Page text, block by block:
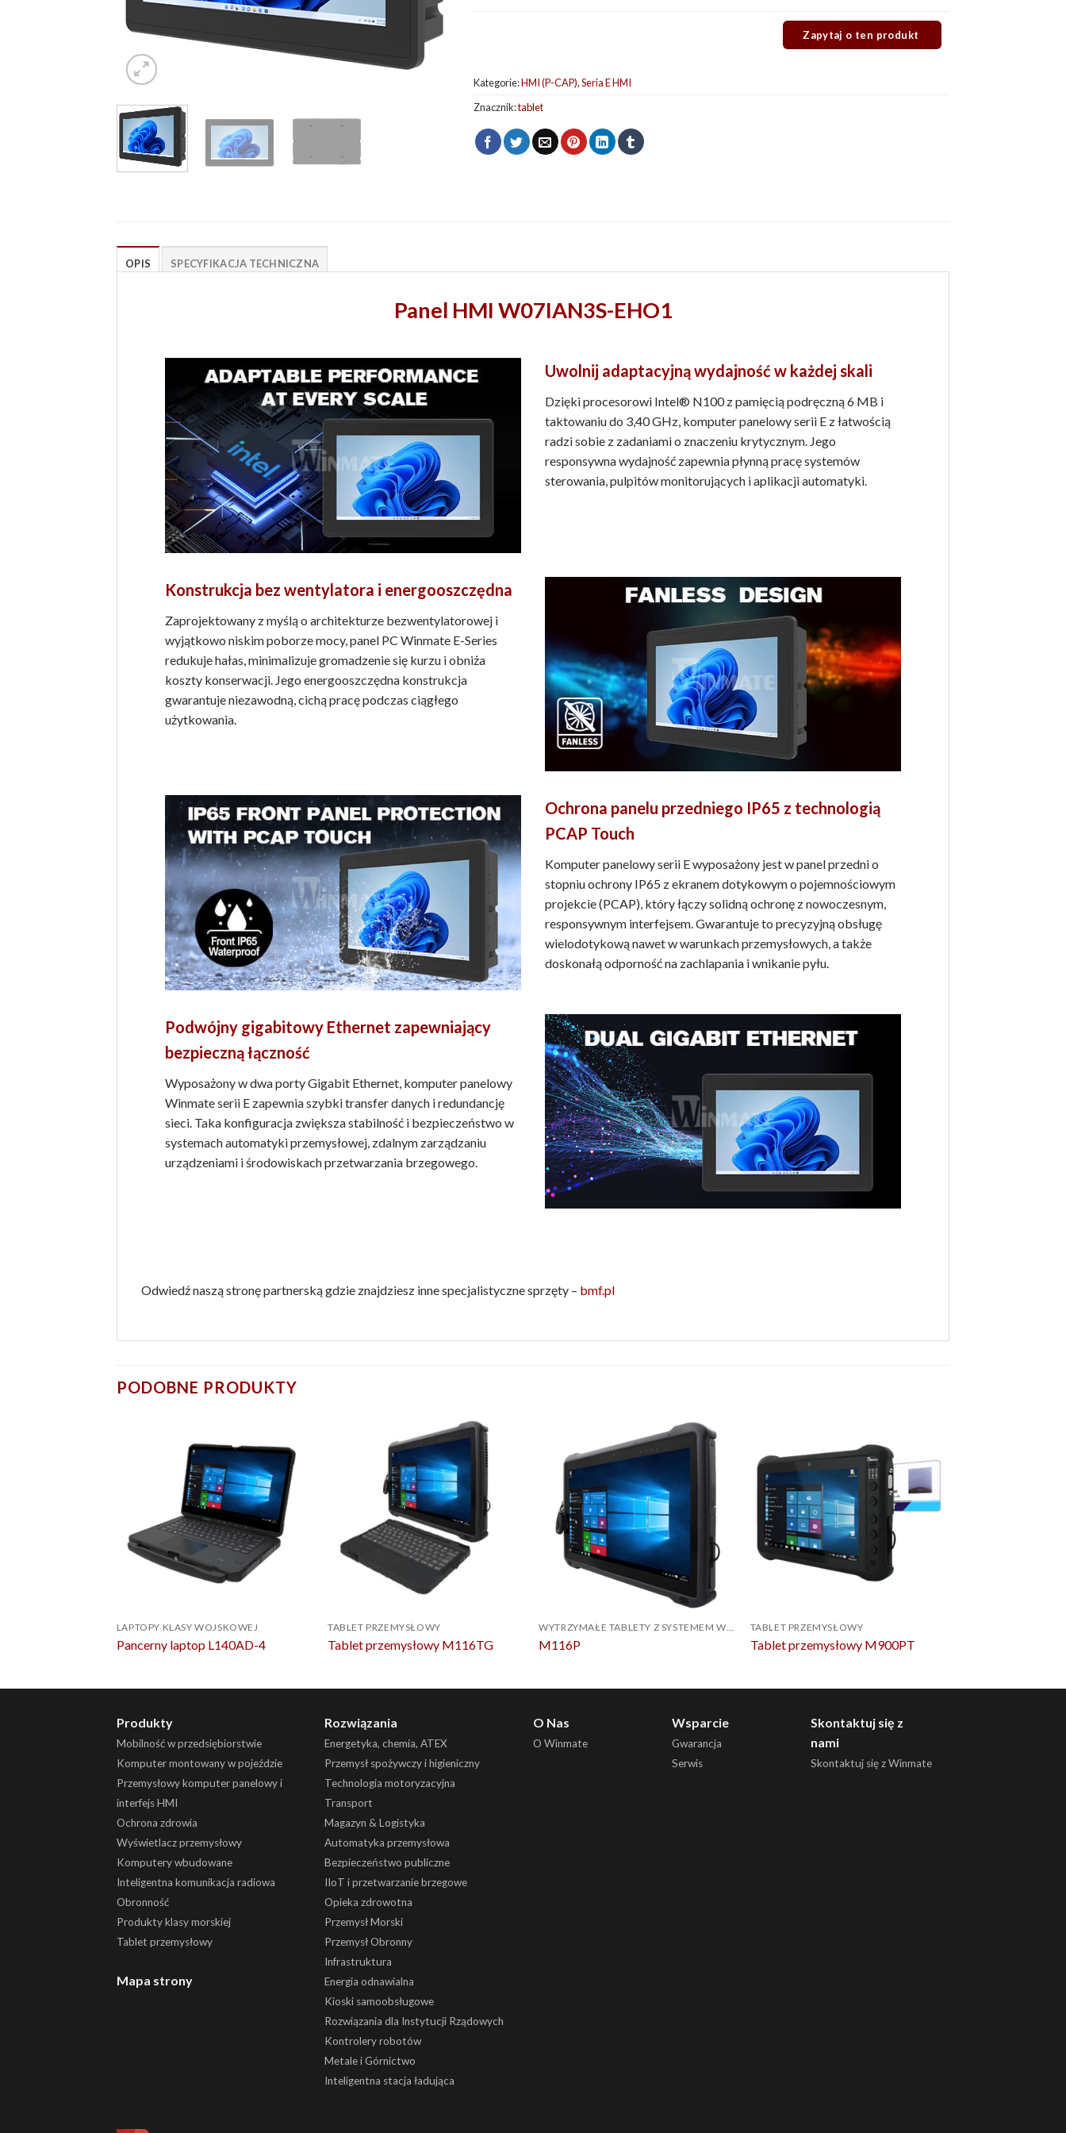
Kategorie:HMI (P-CAP),Seria E HMI
Znacznik:tablet
OPIS SPECYFIKACJA TECHNICZNA
Panel HMI W07IAN3S-EHO1
Uwolnij adaptacyjną wydajność w każdej skali
Dzięki procesorowi Intel® N100 z pamięcią podręczną 6 MB i
taktowaniu do 3,40 GHz, komputer panelowy serii E z łatwością
radzi sobie z zadaniami o znaczeniu krytycznym. Jego
responsywna wydajność zapewnia płynną pracę systemów
sterowania, pulpitów monitorujących i aplikacji automatyki.
Konstrukcja bez wentylatora i energooszczędna
Zaprojektowany z myślą o architekturze bezwentylatorowej i
wyjątkowo niskim poborze mocy, panel PC Winmate E-Series
redukuje hałas, minimalizuje gromadzenie się kurzu i obniża
koszty konserwacji. Jego energooszczędna konstrukcja
gwarantuje niezawodną, ​​cichą pracę podczas ciągłego
użytkowania.
Ochrona panelu przedniego IP65 z technologią
PCAP Touch
Komputer panelowy serii E wyposażony jest w panel przedni o
stopniu ochrony IP65 z ekranem dotykowym o pojemnościowym
projekcie (PCAP), który łączy solidną ochronę z nowoczesnym,
responsywnym interfejsem. Gwarantuje to precyzyjną obsługę
wielodotykową nawet w warunkach przemysłowych, a także
doskonałą odporność na zachlapania i wnikanie pyłu.
Podwójny gigabitowy Ethernet zapewniający
bezpieczną łączność
Wyposażony w dwa porty Gigabit Ethernet, komputer panelowy
Winmate serii E zapewnia szybki transfer danych i redundancję
sieci. Taka konfiguracja zwiększa stabilność i bezpieczeństwo w
systemach automatyki przemysłowej, zdalnym zarządzaniu
urządzeniami i środowiskach przetwarzania brzegowego.
Odwiedź naszą stronę partnerską gdzie znajdziesz inne specjalistyczne sprzęty – bmf.pl
PODOBNE PRODUKTY
LAPTOPY KLASY WOJSKOWEJ
Pancerny laptop L140AD-4
TABLET PRZEMYSŁOWY
Tablet przemysłowy M116TG
WYTRZYMAŁE TABLETY Z SYSTEMEM WINDOWS
M116P
TABLET PRZEMYSŁOWY
Tablet przemysłowy M900PT
Produkty
Mobilność w przedsiębiorstwie
Komputer montowany w pojeździe
Przemysłowy komputer panelowy i
interfejs HMI
Ochrona zdrowia
Wyświetlacz przemysłowy
Komputery wbudowane
Inteligentna komunikacja radiowa
Obronność
Produkty klasy morskiej
Tablet przemysłowy
Mapa strony
Rozwiązania
Energetyka, chemia, ATEX
Przemysł spożywczy i higieniczny
Technologia motoryzacyjna
Transport
Magazyn & Logistyka
Automatyka przemysłowa
Bezpieczeństwo publiczne
IIoT i przetwarzanie brzegowe
Opieka zdrowotna
Przemysł Morski
Przemysł Obronny
Infrastruktura
Energia odnawialna
Kioski samoobsługowe
Rozwiązania dla Instytucji Rządowych
Kontrolery robotów
Metale i Górnictwo
Inteligentna stacja ładująca
O Nas
O Winmate
Wsparcie
Gwarancja
Serwis
Skontaktuj się z
nami
Skontaktuj się z Winmate